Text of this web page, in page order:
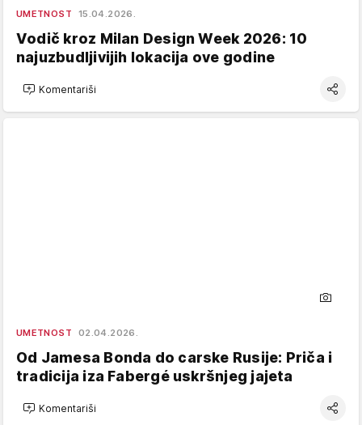
UMETNOST 15.04.2026.
Vodič kroz Milan Design Week 2026: 10
najuzbudljivijih lokacija ove godine
Komentariši
UMETNOST 02.04.2026.
Od Jamesa Bonda do carske Rusije: Priča i
tradicija iza Fabergé uskršnjeg jajeta
Komentariši